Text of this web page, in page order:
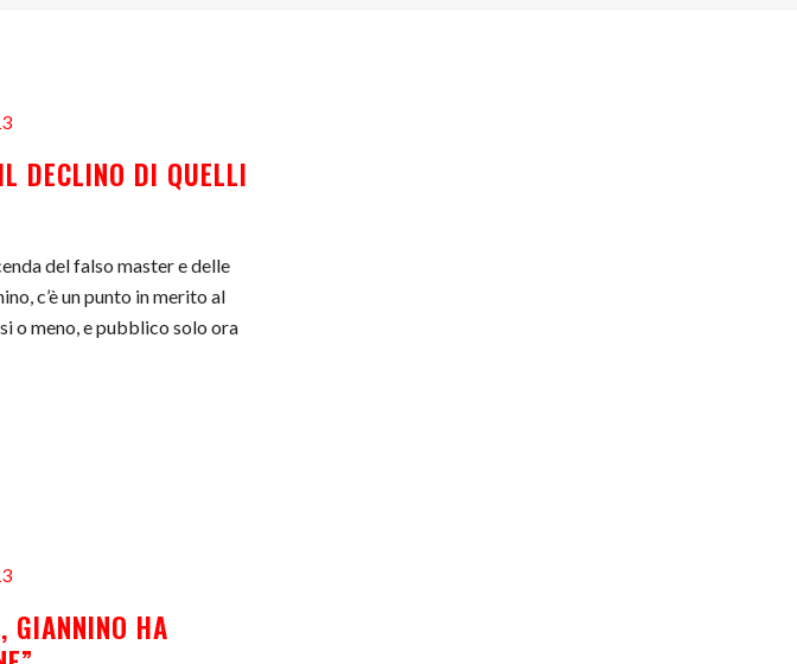
DECLINO DI QUELLI
del falso master e delle
c’è un punto in merito al
o meno, e pubblico solo ora
GIANNINO HA